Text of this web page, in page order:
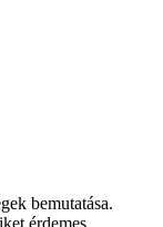
bemutatása.
érdemes